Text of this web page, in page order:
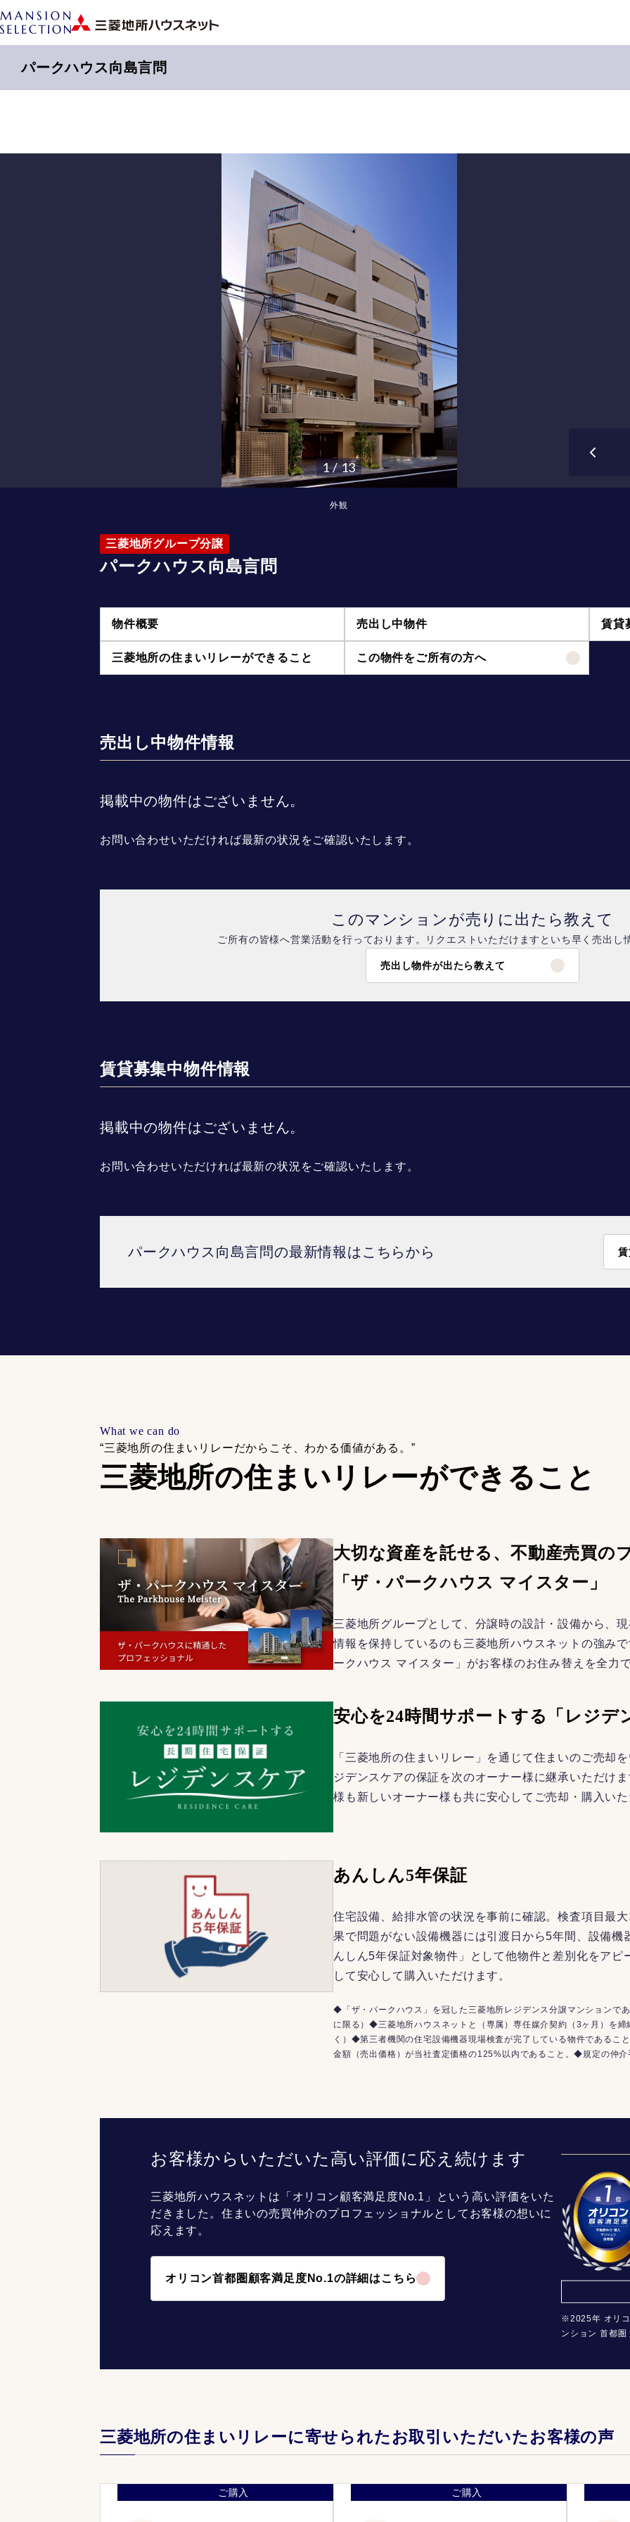
パークハウス向島言問
外観
1 / 13
三菱地所グループ分譲
パークハウス向島言問
物件概要 売出し中物件 賃貸
三菱地所の住まいリレーができること この物件をご所有の方へ
売出し中物件情報
掲載中の物件はございません。
お問い合わせいただければ最新の状況をご確認いたします。
このマンションが売りに出たら教えて
ご所有の皆様へ営業活動を行っております。リクエストいただけますといち早く売出し
売出し物件が出たら教えて
賃貸募集中物件情報
掲載中の物件はございません。
お問い合わせいただければ最新の状況をご確認いたします。
パークハウス向島言問の最新情報はこちらから
What we can do
“三菱地所の住まいリレーだからこそ、 わかる価値がある。”
三菱地所の住まいリレーができること
大切な資産を託せる、不動産売買の
「ザ・パークハウス マイスター」
三菱地所グループとして、分譲時の設計・設備から、
情報を保持しているのも三菱地所ハウスネットの強み
ークハウス マイスター」がお客様のお住み替えを全力
安心を24時間サポートする「レジデ
「三菱地所の住まいリレー」を通じて住まいのご売却
ジデンスケアの保証を次のオーナー様に継承いただけ
様も新しいオーナー様も共に安心してご売却・購入いた
あんしん5年保証
住宅設備、給排水管の状況を事前に確認。検査項目最
果で問題がない設備機器には引渡日から5年間、設備
んしん5年保証対象物件」として他物件と差別化をアピ
して安心して購入いただけます。
◆「ザ・パークハウス」を冠した三菱地所レジデンス分譲マンションで
に限る）◆三菱地所ハウスネットと（専属）専任媒介契約（3ヶ月）を
く）◆第三者機関の住宅設備機器現場検査が完了している物件である
金額（売出価格）が当社査定価格の125%以内であること。◆規定の仲介
お客様からいただいた高い評価に応え続けます
三菱地所ハウスネットは「オリコン顧客満足度No.1」という高い評価をいた
だきました。住まいの売買仲介のプロフェッショナルとしてお客様の想いに
応えます。
オリコン首都圏顧客満足度No.1の詳細はこちら
※2025年 オリ
ンション 首都圏
三菱地所の住まいリレーに寄せられたお取引いただいたお客様の声
ご購入 ご購入